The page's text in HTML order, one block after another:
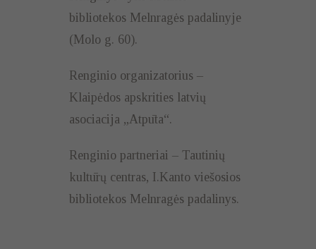
bibliotekos Melnragės padalinyje
(Molo g. 60).
Renginio organizatorius –
Klaipėdos apskrities latvių
asociacija „Atpūta“.
Renginio partneriai – Tautinių
kultūrų centras, I.Kanto viešosios
bibliotekos Melnragės padalinys.